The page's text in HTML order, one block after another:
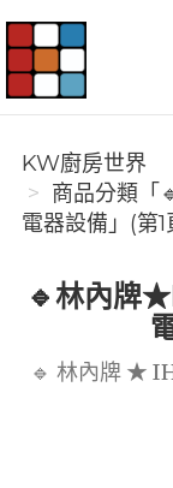
KW廚房世界
KW廚房世界
商品分類「
電器設備」(第1
🔹林內牌
🔹 林內牌 ★